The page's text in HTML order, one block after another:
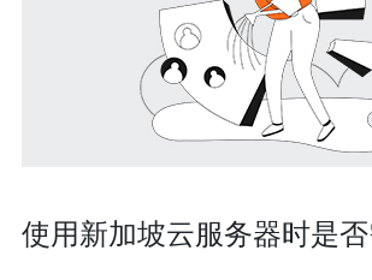
使用新加坡云服务器时是